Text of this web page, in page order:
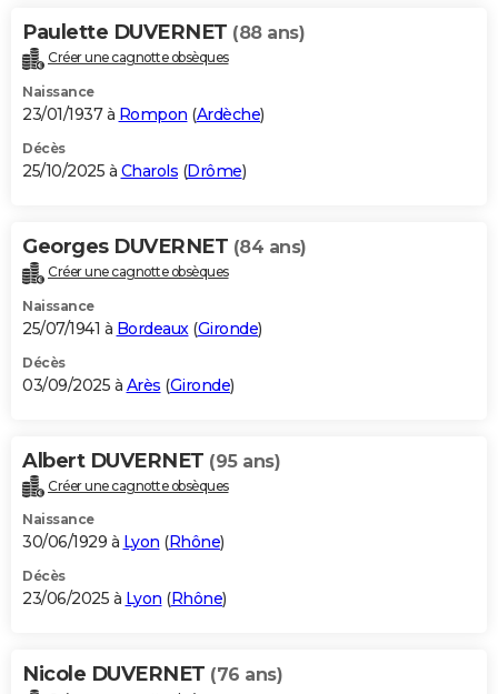
Bricolage
Lifestyle
Culture
Sport
Auto
Television
Voyage
Cinema
Paulette DUVERNET (88 ans)
Créer une cagnotte obsèques
Naissance
23/01/1937 à Rompon (Ardèche)
Décès
25/10/2025 à Charols (Drôme)
Georges DUVERNET (84 ans)
Créer une cagnotte obsèques
Naissance
25/07/1941 à Bordeaux (Gironde)
Décès
03/09/2025 à Arès (Gironde)
Albert DUVERNET (95 ans)
Créer une cagnotte obsèques
Naissance
30/06/1929 à Lyon (Rhône)
Décès
23/06/2025 à Lyon (Rhône)
Nicole DUVERNET (76 ans)